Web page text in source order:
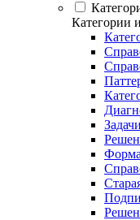
Категории
Задачи
Форма